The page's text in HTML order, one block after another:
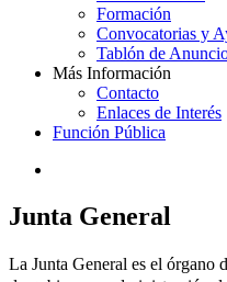
Formación
Convocatorias y
Tablón de
Más Información
Contacto
Enlaces de Interés
Función Pública
Junta General
La Junta General es el órgano